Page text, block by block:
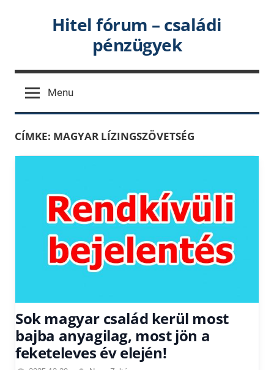
Hitel fórum – családi
pénzügyek
Menu
CÍMKE: MAGYAR LÍZINGSZÖVETSÉG
Sok magyar család kerül most
bajba anyagilag, most jön a
feketeleves év elején!